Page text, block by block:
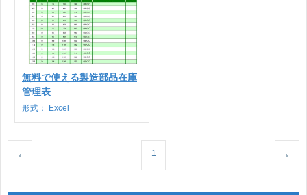
無料で使える製造部品在庫
管理表
形式： Excel
1